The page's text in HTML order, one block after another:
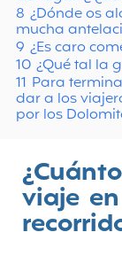
8 ¿Dónde os
mucha
9 ¿Es caro
10 ¿Qué tal la
11 Para
dar a los
por los
viaje